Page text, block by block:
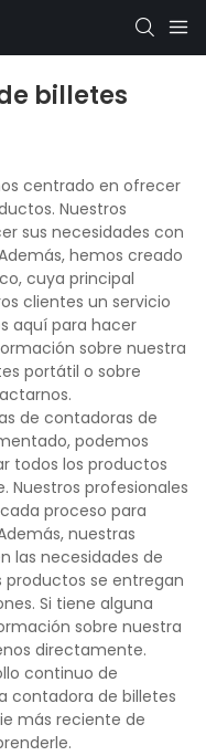
billetes
centrado en ofrecer
Nuestros
sus necesidades con
hemos creado
cuya principal
clientes un servicio
aquí para hacer
sobre nuestra
portátil o sobre
de contadoras de
podemos
todos los productos
profesionales
proceso para
nuestras
las necesidades de
productos se entregan
Si tiene alguna
sobre nuestra
directamente.
continuo de
contadora de billetes
más reciente de